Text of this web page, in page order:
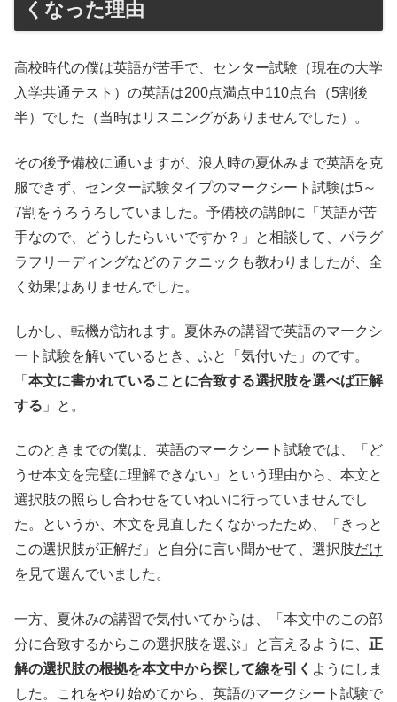
くなった理由
高校時代の僕は英語が苦手で、センター試験（現在の大学
入学共通テスト）の英語は200点満点中110点台（5割後
半）でした（当時はリスニングがありませんでした）。
その後予備校に通いますが、浪人時の夏休みまで英語を克
服できず、センター試験タイプのマークシート試験は5～
7割をうろうろしていました。予備校の講師に「英語が苦
手なので、どうしたらいいですか？」と相談して、パラグ
ラフリーディングなどのテクニックも教わりましたが、全
く効果はありませんでした。
しかし、転機が訪れます。夏休みの講習で英語のマークシ
ート試験を解いているとき、ふと「気付いた」のです。
「 本文に書かれていることに合致する選択肢を選べば正解
する 」と。
このときまでの僕は、英語のマークシート試験では、「ど
うせ本文を完璧に理解できない」という理由から、本文と
選択肢の照らし合わせをていねいに行っていませんでし
た。というか、本文を見直したくなかったため、「きっと
この選択肢が正解だ」と自分に言い聞かせて、選択肢だけ
を見て選んでいました。
一方、夏休みの講習で気付いてからは、「本文中のこの部
分に合致するからこの選択肢を選ぶ」と言えるように、 正
解の選択肢の根拠を本文中から探して線を引く ようにしま
した。これをやり始めてから、英語のマークシート試験で